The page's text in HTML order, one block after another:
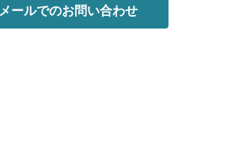
メールでのお問い合わせ